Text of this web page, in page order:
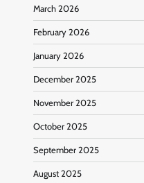
March 2026
February 2026
January 2026
December 2025
November 2025
October 2025
September 2025
August 2025